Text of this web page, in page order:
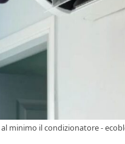
al minimo il condizionatore -